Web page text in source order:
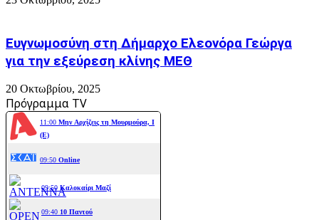
Ευγνωμοσύνη στη Δήμαρχο Ελεονόρα Γεώργα
για την εξεύρεση κλίνης ΜΕΘ
20 Οκτωβρίου, 2025
Πρόγραμμα TV